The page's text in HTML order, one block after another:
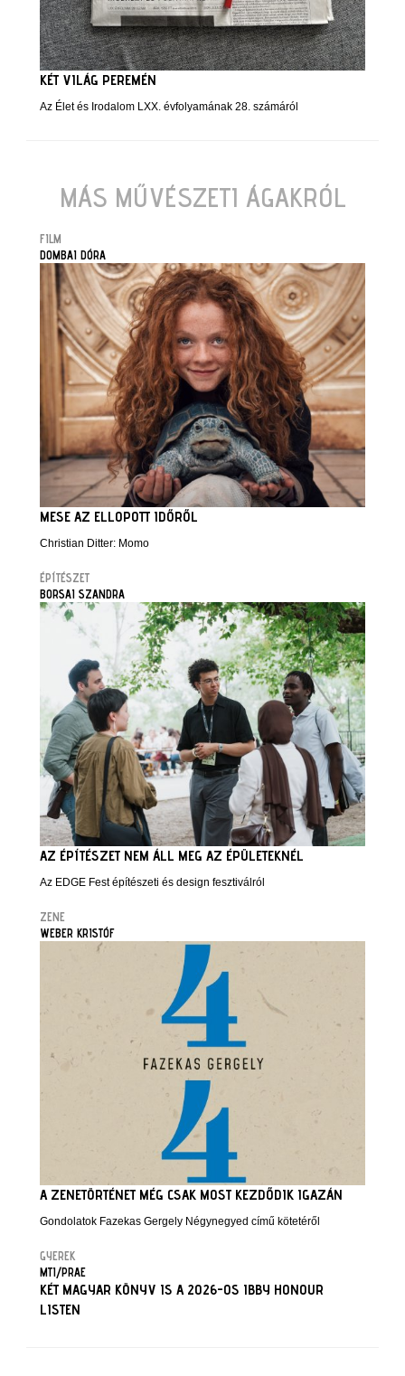
KÉT VILÁG PEREMÉN
Az Élet és Irodalom LXX. évfolyamának 28. számáról
MÁS MŰVÉSZETI ÁGAKRÓL
FILM
DOMBAI DÓRA
MESE AZ ELLOPOTT IDŐRŐL
Christian Ditter: Momo
ÉPÍTÉSZET
BORSAI SZANDRA
AZ ÉPÍTÉSZET NEM ÁLL MEG AZ ÉPÜLETEKNÉL
Az EDGE Fest építészeti és design fesztiválról
ZENE
WEBER KRISTÓF
A ZENETÖRTÉNET MÉG CSAK MOST KEZDŐDIK IGAZÁN
Gondolatok Fazekas Gergely Négynegyed című kötetéről
GYEREK
MTI/PRAE
KÉT MAGYAR KÖNYV IS A 2026-OS IBBY HONOUR
LISTEN